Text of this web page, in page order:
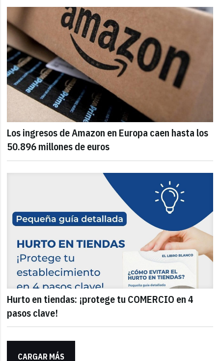
Los ingresos de Amazon en Europa caen hasta los
50.896 millones de euros
Hurto en tiendas: ¡protege tu COMERCIO en 4
pasos clave!
CARGAR MÁS